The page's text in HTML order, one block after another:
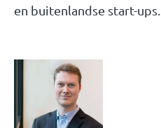
en buitenlandse start-ups.